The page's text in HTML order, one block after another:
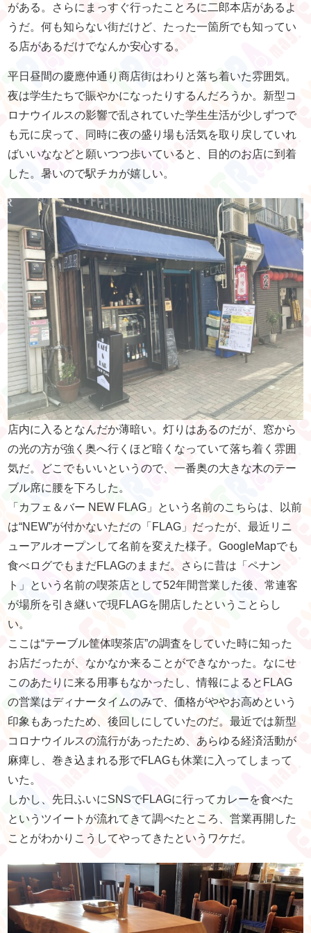
がある。さらにまっすぐ行ったことろに二郎本店があるよ
うだ。何も知らない街だけど、たった一箇所でも知ってい
る店があるだけでなんか安心する。
平日昼間の慶應仲通り商店街はわりと落ち着いた雰囲気。
夜は学生たちで賑やかになったりするんだろうか。新型コ
ロナウイルスの影響で乱されていた学生生活が少しずつで
も元に戻って、同時に夜の盛り場も活気を取り戻していれ
ばいいななどと願いつつ歩いていると、目的のお店に到着
した。暑いので駅チカが嬉しい。
店内に入るとなんだか薄暗い。灯りはあるのだが、窓から
の光の方が強く奥へ行くほど暗くなっていて落ち着く雰囲
気だ。どこでもいいというので、一番奥の大きな木のテー
ブル席に腰を下ろした。
「カフェ＆バー NEW FLAG」という名前のこちらは、以前
は“NEW”が付かないただの「FLAG」だったが、最近リニ
ューアルオープンして名前を変えた様子。GoogleMapでも
食べログでもまだFLAGのままだ。さらに昔は「ペナン
ト」という名前の喫茶店として52年間営業した後、常連客
が場所を引き継いで現FLAGを開店したということらし
い。
ここは“テーブル筐体喫茶店”の調査をしていた時に知った
お店だったが、なかなか来ることができなかった。なにせ
このあたりに来る用事もなかったし、情報によるとFLAG
の営業はディナータイムのみで、価格がややお高めという
印象もあったため、後回しにしていたのだ。最近では新型
コロナウイルスの流行があったため、あらゆる経済活動が
麻痺し、巻き込まれる形でFLAGも休業に入ってしまって
いた。
しかし、 先日ふいにSNSでFLAGに行ってカレーを食べた
というツイートが流れてきて調べたところ、営業再開した
ことがわかりこうしてやってきたというワケだ。